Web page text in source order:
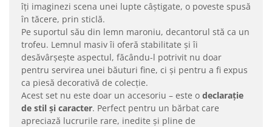
îți imaginezi scena unei lupte câștigate, o poveste spusă
în tăcere, prin sticlă.
Pe suportul său din lemn maroniu, decantorul stă ca un
trofeu. Lemnul masiv îi oferă stabilitate și îi
desăvârșește aspectul, făcându-l potrivit nu doar
pentru servirea unei băuturi fine, ci și pentru a fi expus
ca piesă decorativă de colecție.
Acest set nu este doar un accesoriu – este o declarație
de stil și caracter. Perfect pentru un bărbat care
apreciază lucrurile rare, inedite și pline de